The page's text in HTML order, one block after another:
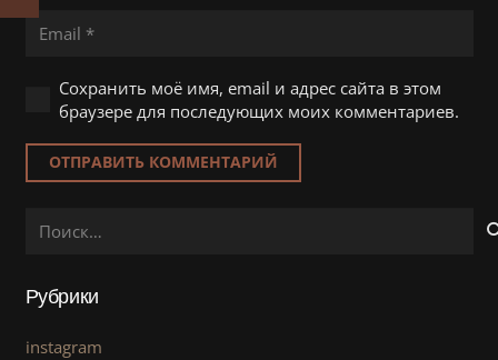
Сохранить моё имя, email и адрес сайта в этом
браузере для последующих моих комментариев.
ОТПРАВИТЬ КОММЕНТАРИЙ
Рубрики
instagram